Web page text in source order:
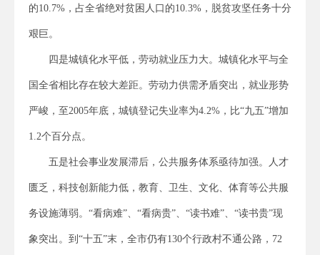
的10.7%，占全省绝对贫困人口的10.3%，脱贫攻坚任务十分
艰巨。
四是城镇化水平低，劳动就业压力大。城镇化水平与全
国全省相比存在较大差距。劳动力供需矛盾突出，就业形势
严峻，至2005年底，城镇登记失业率为4.2%，比“九五”增加
1.2个百分点。
五是社会事业发展滞后，公共服务体系亟待加强。人才
匮乏，科技创新能力低，教育、卫生、文化、体育等公共服
务设施薄弱。“看病难”、“看病贵”、“读书难”、“读书贵”现
象突出。到“十五”末，全市仍有130个行政村不通公路，72